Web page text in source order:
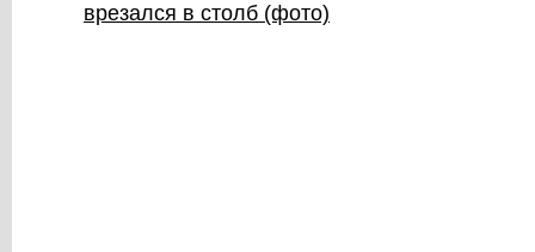
врезался в столб (фото)